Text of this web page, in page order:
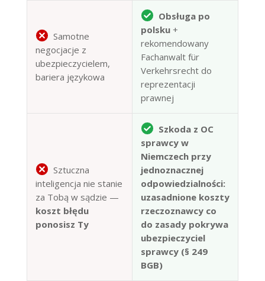
Samotne
negocjacje z
ubezpieczycielem,
bariera językowa
Obsługa po
polsku+
rekomendowany
Fachanwalt für
Verkehrsrecht do
reprezentacji
prawnej
Sztuczna
inteligencja nie stanie
za Tobą w sądzie —
koszt błędu
ponosisz Ty
Szkoda z OC
sprawcy w
Niemczech przy
jednoznacznej
odpowiedzialności:
uzasadnione koszty
rzeczoznawcy co
do zasady pokrywa
ubezpieczyciel
sprawcy (§ 249
BGB)